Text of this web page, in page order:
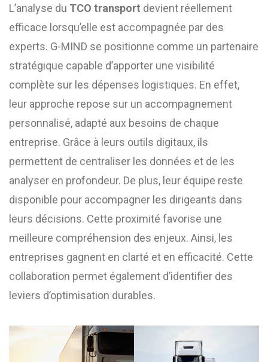
L’analyse du TCO transport devient réellement
efficace lorsqu’elle est accompagnée par des
experts. G-MIND se positionne comme un partenaire
stratégique capable d’apporter une visibilité
complète sur les dépenses logistiques. En effet,
leur approche repose sur un accompagnement
personnalisé, adapté aux besoins de chaque
entreprise. Grâce à leurs outils digitaux, ils
permettent de centraliser les données et de les
analyser en profondeur. De plus, leur équipe reste
disponible pour accompagner les dirigeants dans
leurs décisions. Cette proximité favorise une
meilleure compréhension des enjeux. Ainsi, les
entreprises gagnent en clarté et en efficacité. Cette
collaboration permet également d’identifier des
leviers d’optimisation durables.